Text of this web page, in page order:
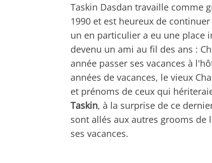
Taskin Dasdan travaille comme
1990 et est heureux de
un en particulier a eu une place
devenu un ami au fil des ans :
année passer ses vacances à
années de vacances, le vieux
et prénoms de ceux qui
Taskin, à la surprise de ce
sont allés aux autres grooms
ses vacances.